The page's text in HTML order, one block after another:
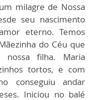
milagre de Nossa
seu nascimento
eterno. Temos
do Céu que
nossa filha. Maria
tortos, e com
conseguiu andar
Iniciou no balé